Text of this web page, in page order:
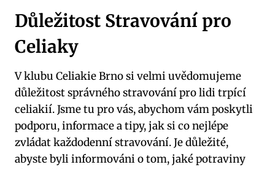
Důležitost Stravování pro
Celiaky
V klubu Celiakie Brno si velmi uvědomujeme
důležitost správného stravování pro lidi trpící
celiakií. Jsme tu pro vás, abychom vám poskytli
podporu, informace a tipy, jak si co nejlépe
zvládat každodenní stravování. Je důležité,
abyste byli informováni o tom, jaké potraviny